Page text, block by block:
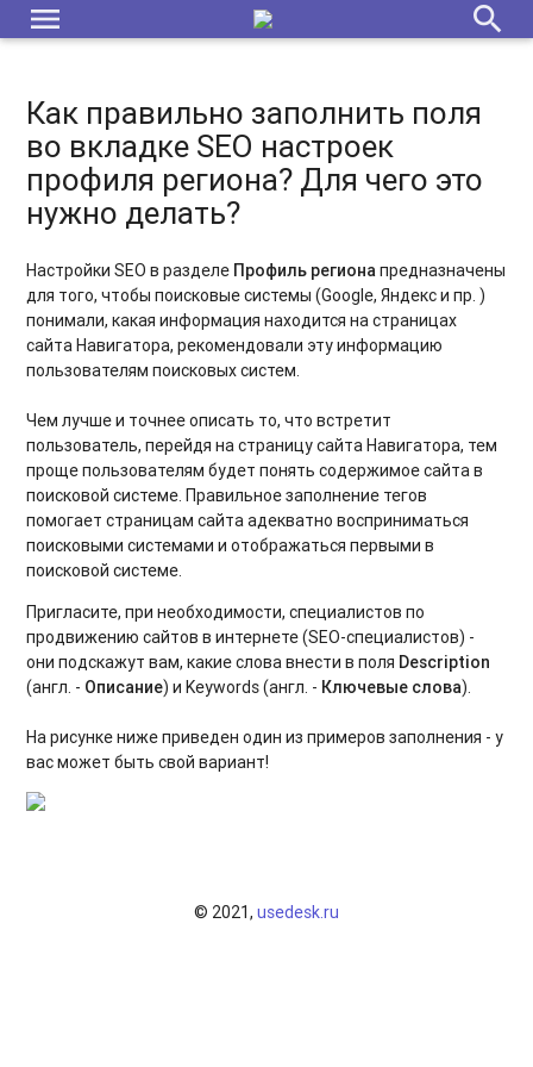
menu
Инструкция по заполнению текущего норматива в
Подготовка к переходу и переход на новый 2026/2027
учебный год в Навигаторе
Модуль «Обучающиеся»: функционал и структура
ВАЖНО! Заключение соглашений в системе СОЦЗАКАЗА на
региона и муниципалитетов)
Переход на новый финансовый 2025 год. План технических
мероприятий в Навигаторе [дорожная карта]
и детей
Переход на новый финансовый 2026 год. План технических
мероприятий в Навигаторе [дорожная карта]
Модуль "Карточки учреждений" для администратора
Функционал дополнительных представителей ребёнка
search
Как правильно заполнить поля
во вкладке SEO настроек
профиля региона? Для чего это
нужно делать?
Настройки SEO в разделе Профиль регионапредназначены
для того, чтобы поисковые системы (Google, Яндекс и пр. )
понимали, какая информация находится на страницах
сайта Навигатора, рекомендовали эту информацию
пользователям поисковых систем.
Чем лучше и точнее описать то, что встретит
пользователь, перейдя на страницу сайта Навигатора, тем
проще пользователям будет понять содержимое сайта в
поисковой системе. Правильное заполнение тегов
помогает страницам сайта адекватно восприниматься
поисковыми системами и отображаться первыми в
поисковой системе.
Пригласите, при необходимости, специалистов по
продвижению сайтов в интернете (SEO-специалистов) -
они подскажут вам, какие слова внести в поля Description
(англ. - Описание) и Keywords (англ. - Ключевые слова).
На рисунке ниже приведен один из примеров заполнения - у
вас может быть свой вариант!
© 2021, usedesk.ru